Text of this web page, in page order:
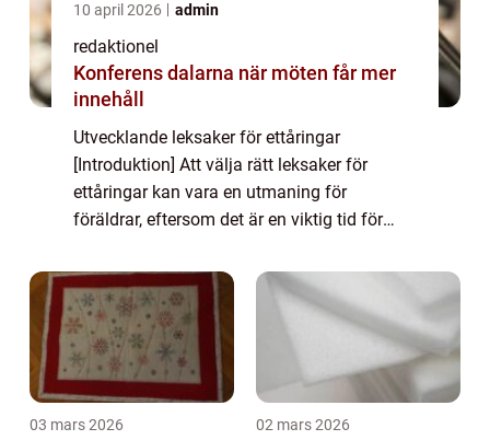
10 april 2026 admin
redaktionel
Konferens dalarna när möten får mer
innehåll
Utvecklande leksaker för ettåringar
[Introduktion] Att välja rätt leksaker för
ettåringar kan vara en utmaning för
föräldrar, eftersom det är en viktig tid för
speciellt framtagna för att främja inlärning
o...
03 mars 2026 02 mars 2026